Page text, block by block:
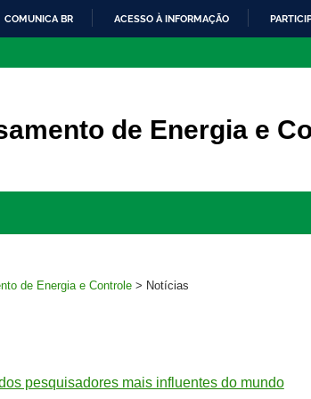
O
COMUNICA BR ACESSO À INFORMAÇÃO
de Energia e
de Energia e Controle > Notícias
pesquisadores mais influentes do mundo